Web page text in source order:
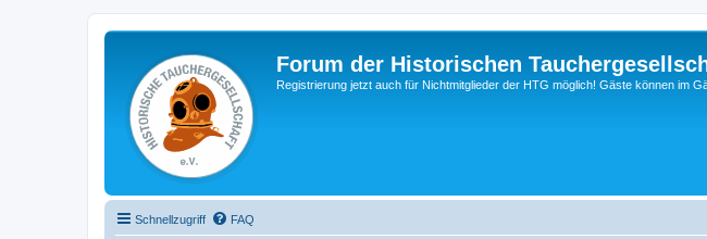
Forum der Historischen
Registrierung jetzt auch für Nichtmitglieder der HTG möglich! Gäste können im
Schnellzugriff FAQ